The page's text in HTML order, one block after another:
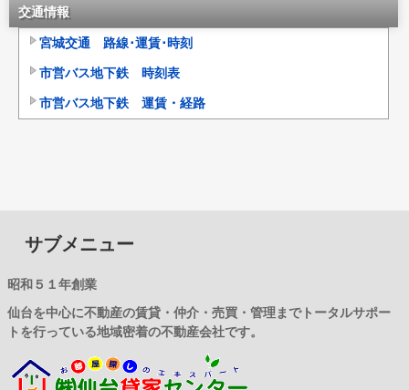
交通情報
宮城交通 路線･運賃･時刻
市営バス地下鉄 時刻表
市営バス地下鉄 運賃・経路
サブメニュー
昭和５１年創業
仙台を中心に不動産の賃貸・仲介・売買・管理までトータルサポー
トを行っている地域密着の不動産会社です。